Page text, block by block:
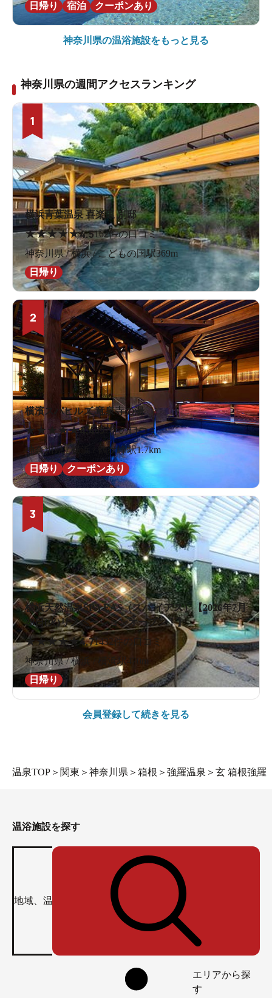
日帰り
宿泊 クーポンあり
神奈川県の温浴施設をもっと見る
神奈川県の週間アクセスランキング
1
横浜青葉温泉 喜楽里 別邸
★★★★★4.5162件の口コミ
神奈川県 / 横浜 / こどもの国駅369m
日帰り
2
横濱スパヒルズ 竜泉寺の湯
★★ ★★★4.4697件の口コミ
神奈川県 / 横浜 / 鶴ケ峰駅1.7km
日帰り
クーポンあり
3
横浜天然温泉SPA EAS（スパ イアス）【2026年7月
28日(火)リノベーションオープン！】
★★★★★4.71432件の口コミ
神奈川県 / 横浜 / 横浜駅470m
日帰り
会員登録して続きを見る
温泉TOP ＞ 関東 ＞ 神奈川県 ＞ 箱根 ＞ 強羅温泉 ＞ 玄 箱根強羅
温浴施設を探す
エリアから探
す